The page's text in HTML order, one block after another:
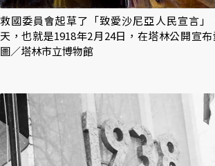
救國委員會起草了「致愛沙尼亞人民宣言」
天，也就是1918年2月24日，在塔林公開宣
圖／塔林市立博物館